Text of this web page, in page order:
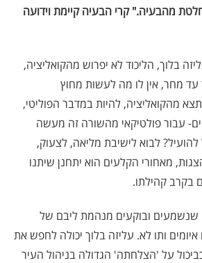
מהבעיה." קרי הבעיה קיימת וידועה
בלוך, הליכוד לא יפרוש מהקואליציה,
עד מחר, אין לו מה לעשות מחוץ
מהקואליציה, להיות במדבר הפוליטי,
עבור פולטיקאי מהשורה זה מעשה
לבוא לישיבת מליאה, לצעוק,
מאחורי הקלעים הוא יתחנן שיתנו
בקרב קהילתו.
שנשמעים ובוקעים מנהמת ליבם של
ותו לא. עליזה בלוך יכולה לחפש את
על 'הצלחתה' הגדולה בניהול העיר